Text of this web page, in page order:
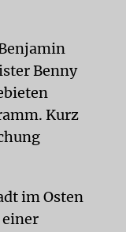
Benny
Kurz
im Osten
einer